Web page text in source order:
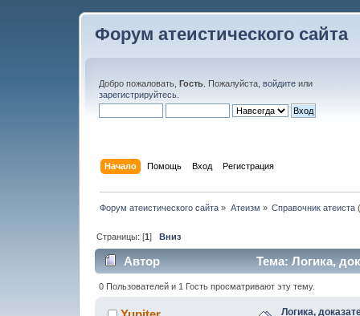
Форум атеистического сайта
Добро пожаловать, Гость . Пожалуйста, войдите или
зарегистрируйтесь
Начало Помощь Вход Регистрация
Форум атеистического сайта » Атеизм » Справочник атеиста
Страницы: [1]Вниз
Автор
Тема: Логика,
раз)
0 Пользователей и 1 Гость просматривают эту тему.
Логика,